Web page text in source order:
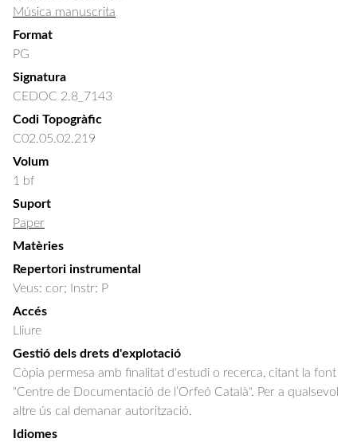
Música manuscrita
Format
PG
Signatura
CEDOC 2.8_7143
Codi Topogràfic
C02.05.02.219
Volum
1 bf
Suport
Paper
Matèries
Repertori instrumental
Veus: cor; Instr: P
Accés
Lliure
Gestió dels drets d'explotació
Còpia permesa amb finalitat d'estudi o recerca, citant la font
"Centre de Documentació de l’Orfeó Català". Per a qualsevol
altre ús cal demanar autorització.
Idiomes